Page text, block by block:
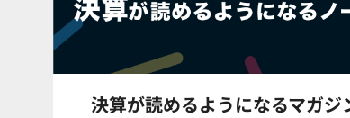
決算が読めるようになるマガジ